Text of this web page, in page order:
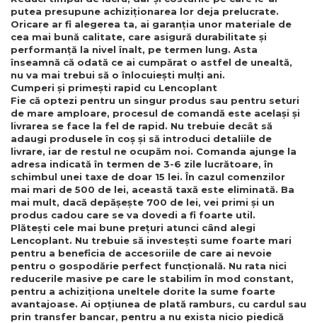
putea presupune achiziționarea lor deja prelucrate.
Oricare ar fi alegerea ta, ai garanția unor materiale de
cea mai bună calitate, care asigură durabilitate și
performanță la nivel înalt, pe termen lung. Asta
înseamnă că odată ce ai cumpărat o astfel de unealtă,
nu va mai trebui să o înlocuiești mulți ani.
Cumperi și primești rapid cu Lencoplant
Fie că optezi pentru un singur produs sau pentru seturi
de mare amploare, procesul de comandă este același și
livrarea se face la fel de rapid. Nu trebuie decât să
adaugi produsele în coș și să introduci detaliile de
livrare, iar de restul ne ocupăm noi. Comanda ajunge la
adresa indicată în termen de 3-6 zile lucrătoare, în
schimbul unei taxe de doar 15 lei. În cazul comenzilor
mai mari de 500 de lei, această taxă este eliminată. Ba
mai mult, dacă depășește 700 de lei, vei primi și un
produs cadou care se va dovedi a fi foarte util.
Plătești cele mai bune prețuri atunci când alegi
Lencoplant. Nu trebuie să investești sume foarte mari
pentru a beneficia de accesoriile de care ai nevoie
pentru o gospodărie perfect funcțională. Nu rata nici
reducerile masive pe care le stabilim în mod constant,
pentru a achiziționa uneltele dorite la sume foarte
avantajoase. Ai opțiunea de plată ramburs, cu cardul sau
prin transfer bancar, pentru a nu exista nicio piedică